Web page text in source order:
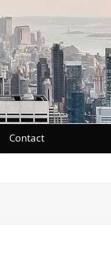
Contact